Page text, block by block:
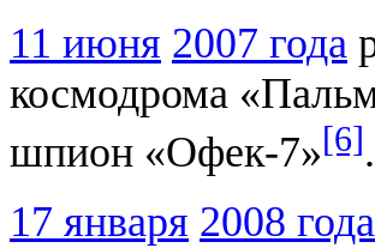
11 июня 2007 года
космодрома
шпион «Офек-7»[6].
17 января 2008 года